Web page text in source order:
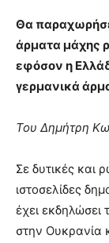
Θα
άρματα μάχης
εφόσον η
γερμανικά
Του Δημήτρη
Σε δυτικές και
ιστοσελίδες
έχει εκδηλώσει
στην Ουκρανία